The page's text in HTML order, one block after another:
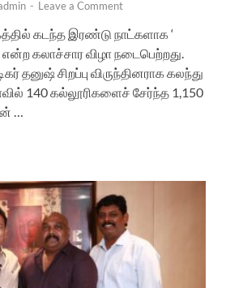
- Leave a Comment
கடந்த இரண்டு நாட்களாக ‘
கலாச்சார விழா நடைபெற்றது.
தனுஷ் சிறப்பு விருந்தினராக கலந்து
140 கல்லூரிகளைச் சேர்ந்த 1,150
…